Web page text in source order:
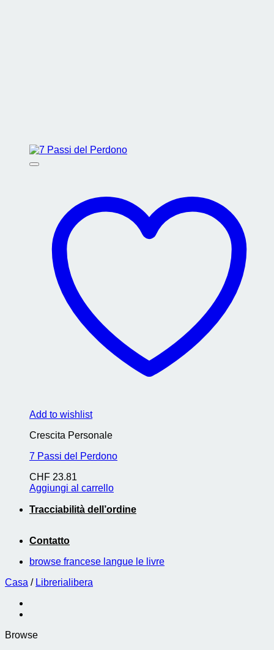
Add to wishlist
Crescita Personale
7 Passi del Perdono
CHF 23.81
Aggiungi al carrello
Tracciabilità dell’ordine
Contatto
browse francese langue le livre
Casa / Librerialibera
Browse